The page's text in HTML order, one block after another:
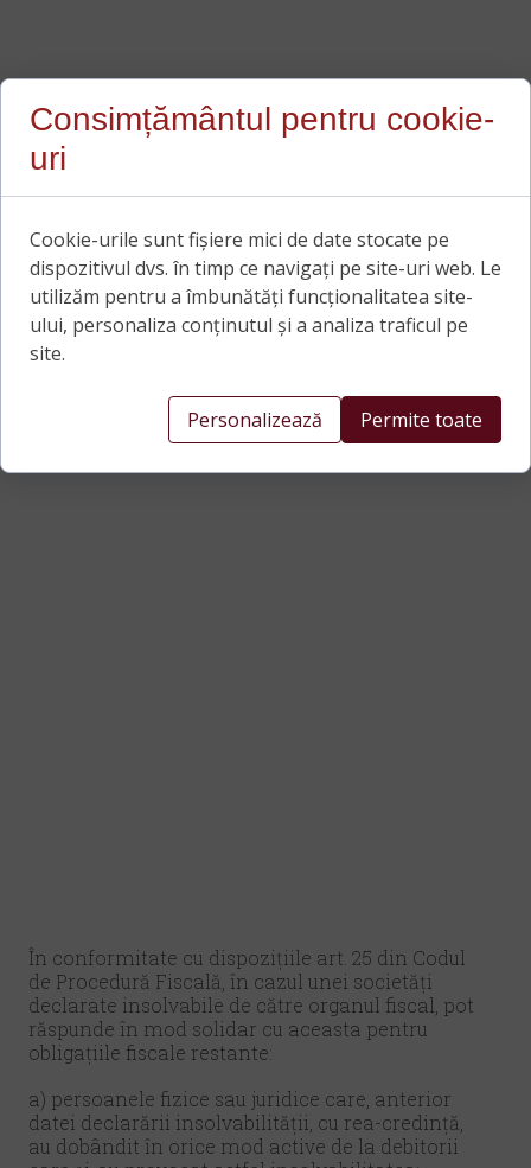
În conformitate cu dispozițiile art. 25 din Codul
de Procedură Fiscală, în cazul unei societăți
declarate insolvabile de către organul fiscal, pot
răspunde în mod solidar cu aceasta pentru
obligațiile fiscale restante:
a) persoanele fizice sau juridice care, anterior
datei declarării insolvabilității, cu rea-credință,
au dobândit în orice mod active de la debitorii
Consimțământul pentru cookie-
uri
Cookie-urile sunt fișiere mici de date stocate pe
dispozitivul dvs. în timp ce navigați pe site-uri web. Le
utilizăm pentru a îmbunătăți funcționalitatea site-
ului, personaliza conținutul și a analiza traficul pe
site.
Personalizează Permite toate